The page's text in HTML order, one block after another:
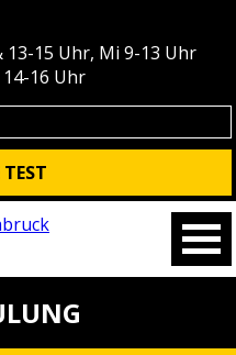
13-15 Uhr, Mi 9-13 Uhr
16 Uhr